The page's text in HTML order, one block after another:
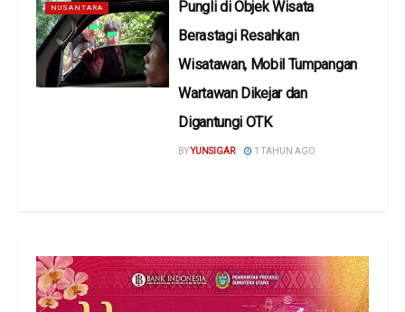
NUSANTARA
Pungli di Objek Wisata
Berastagi Resahkan
Wisatawan, Mobil Tumpangan
Wartawan Dikejar dan
Digantungi OTK
BYYUNSIGAR 1 TAHUN AGO